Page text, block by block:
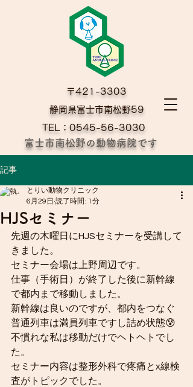
〒421-3303
​静岡県富士市南松野59
TEL：0545-56-3030
富士市南松野の動物病院です
記事
HJSセミナー
とりい動物クリニック
6月29日 読了時間: 1分
先週の木曜日にHJSセミナーを受講して
きました。
セミナー会場は上野周辺です。
仕事（手術日）が終了した後に新幹線
で都内まで移動しました。
新幹線は良いのですが、都内をつなぐ
普通列車は満員列車ですし詰め状態😰
不慣れな私は移動だけでヘトヘトでし
た。
セミナー内容は整形外科で疼痛とx線検
査がトピックでした。